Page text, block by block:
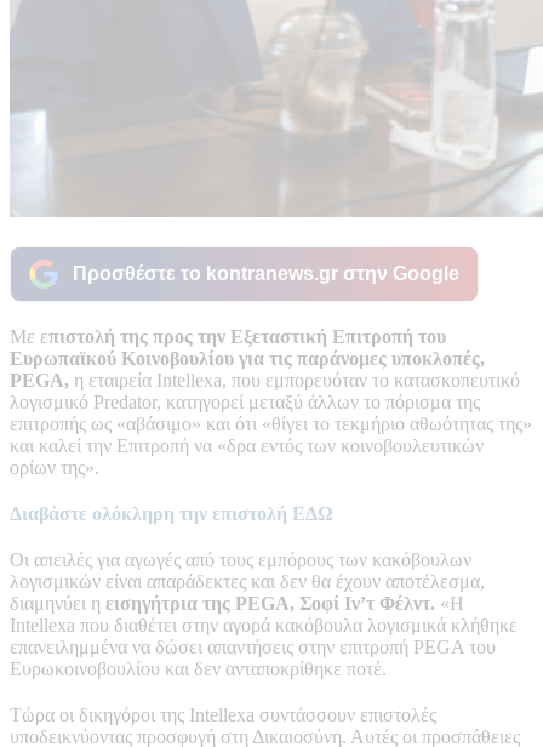
Προσθέστε το kontranews.gr στην Google
Με επιστολή της προς την Εξεταστική Επιτροπή του
Ευρωπαϊκού Κοινοβουλίου για τις παράνομες υποκλοπές,
PEGA, η εταιρεία Intellexa, που εμπορευόταν το κατασκοπευτικό
λογισμικό Predator, κατηγορεί μεταξύ άλλων το πόρισμα της
επιτροπής ως «αβάσιμο» και ότι «θίγει το τεκμήριο αθωότητας της»
και καλεί την Επιτροπή να «δρα εντός των κοινοβουλευτικών
ορίων της».
Διαβάστε ολόκληρη την επιστολή ΕΔΩ
Οι απειλές για αγωγές από τους εμπόρους των κακόβουλων
λογισμικών είναι απαράδεκτες και δεν θα έχουν αποτέλεσμα,
διαμηνύει η εισηγήτρια της PEGA, Σοφί Ιν’τ Φέλντ. «Η
Intellexa που διαθέτει στην αγορά κακόβουλα λογισμικά κλήθηκε
επανειλημμένα να δώσει απαντήσεις στην επιτροπή PEGA του
Ευρωκοινοβουλίου και δεν ανταποκρίθηκε ποτέ.
Τώρα οι δικηγόροι της Intellexa συντάσσουν επιστολές
υποδεικνύοντας προσφυγή στη Δικαιοσύνη. Αυτές οι προσπάθειες